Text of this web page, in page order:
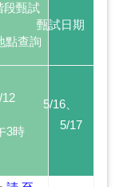
段甄試
點查詢
甄試日期
12
3時
5/16、
5/17